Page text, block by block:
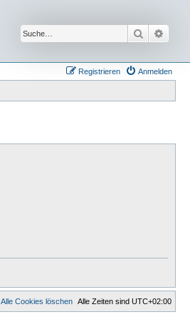
Suche
Anmelden
Registrieren
Alle Zeiten sind UTC+02:00
Alle Cookies löschen